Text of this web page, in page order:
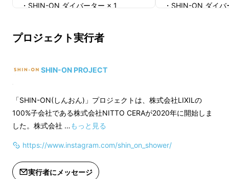
す。
・SHIN-ON ダイバーター × 1
※送料込みの価格となります。
→「プロジェクトの応援購入履歴」内
※購入後のキャンセルはできません。
ただし、Makuakeプロジェクト期間
中、やむを得ず商品のキャンセルが
数」が変動することがございます。予
※購入後の返品はできません。
・SHIN-ON ダイ
※購入後のキャン
数」が変動するこ
プロジェクト実行者
SHIN-ON PROJECT
「SHIN-ON(しんおん)」プロジェクトは、株式会社LIXILの
100%子会社である株式会社NITTO CERAが2020年に開始しま
した。株式会社 …もっと見る
https://www.instagram.com/shin_on_shower/
実行者にメッセージ